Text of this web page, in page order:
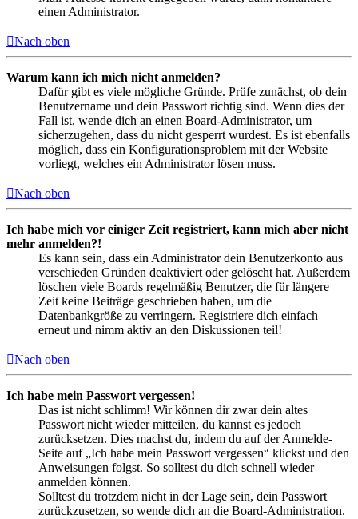
einen Administrator.
Nach oben
Warum kann ich mich nicht anmelden?
Dafür gibt es viele mögliche Gründe. Prüfe zunächst, ob dein
Benutzername und dein Passwort richtig sind. Wenn dies der
Fall ist, wende dich an einen Board-Administrator, um
sicherzugehen, dass du nicht gesperrt wurdest. Es ist ebenfalls
möglich, dass ein Konfigurationsproblem mit der Website
vorliegt, welches ein Administrator lösen muss.
Nach oben
Ich habe mich vor einiger Zeit registriert, kann mich aber nicht
mehr anmelden?!
Es kann sein, dass ein Administrator dein Benutzerkonto aus
verschieden Gründen deaktiviert oder gelöscht hat. Außerdem
löschen viele Boards regelmäßig Benutzer, die für längere
Zeit keine Beiträge geschrieben haben, um die
Datenbankgröße zu verringern. Registriere dich einfach
erneut und nimm aktiv an den Diskussionen teil!
Nach oben
Ich habe mein Passwort vergessen!
Das ist nicht schlimm! Wir können dir zwar dein altes
Passwort nicht wieder mitteilen, du kannst es jedoch
zurücksetzen. Dies machst du, indem du auf der Anmelde-
Seite auf „Ich habe mein Passwort vergessen“ klickst und den
Anweisungen folgst. So solltest du dich schnell wieder
anmelden können.
Solltest du trotzdem nicht in der Lage sein, dein Passwort
zurückzusetzen, so wende dich an die Board-Administration.